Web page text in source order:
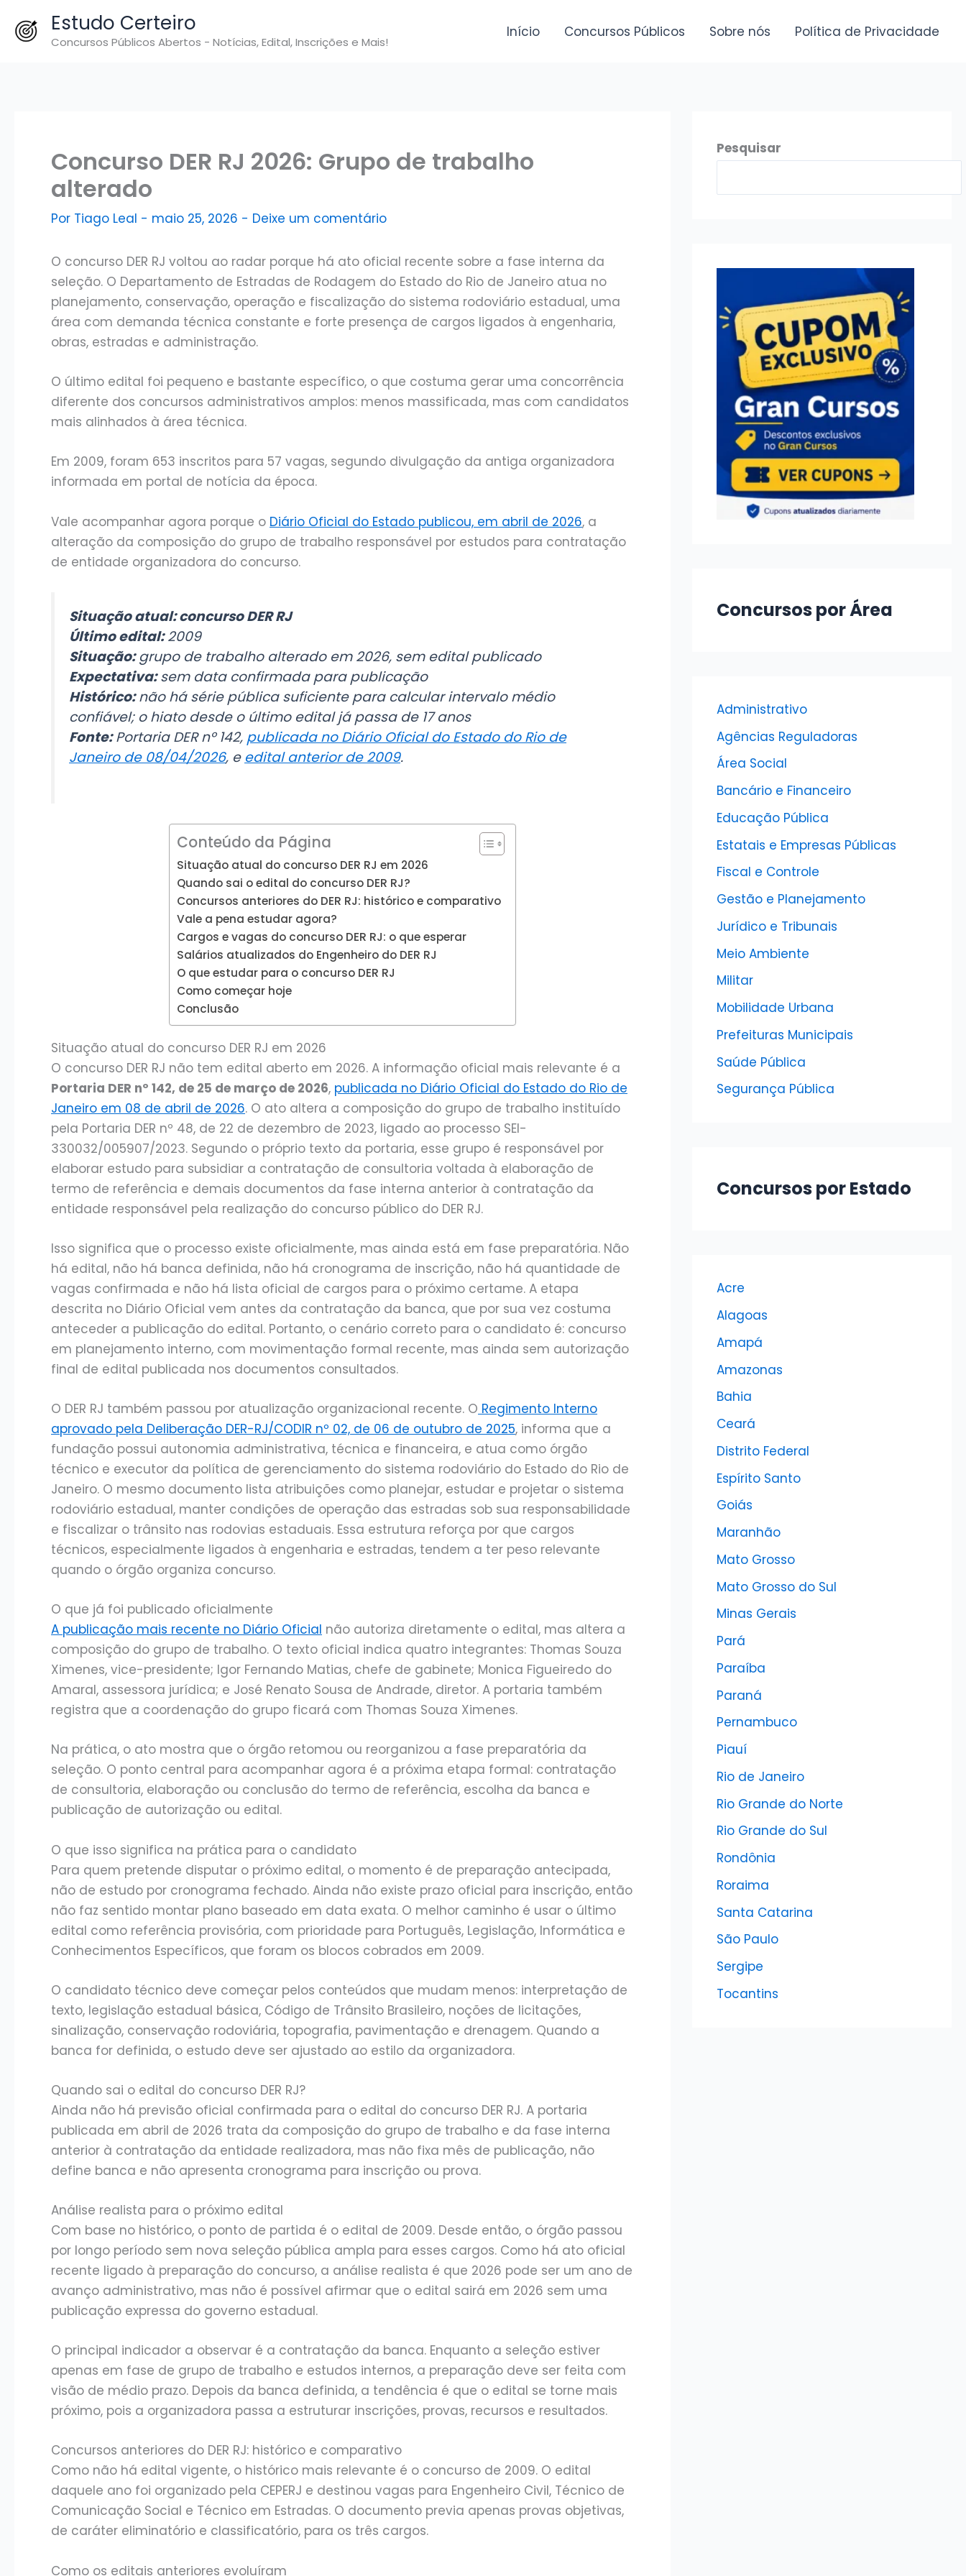
para
Estudo Certeiro
Concursos Públicos Abertos - Notícias, Edital, Inscrições e Mais!
Início Concursos Públicos Sobre nós Política de Privacidade
Concurso DER RJ 2026: Grupo de trabalho
alterado
Por Tiago Leal - maio 25, 2026 - Deixe um comentário
O concurso DER RJ voltou ao radar porque há ato oficial recente sobre a fase interna da
seleção. O Departamento de Estradas de Rodagem do Estado do Rio de Janeiro atua no
planejamento, conservação, operação e fiscalização do sistema rodoviário estadual, uma
área com demanda técnica constante e forte presença de cargos ligados à engenharia,
obras, estradas e administração.
O último edital foi pequeno e bastante específico, o que costuma gerar uma concorrência
diferente dos concursos administrativos amplos: menos massificada, mas com candidatos
mais alinhados à área técnica.
Em 2009, foram 653 inscritos para 57 vagas, segundo divulgação da antiga organizadora
informada em portal de notícia da época.
Vale acompanhar agora porque o Diário Oficial do Estado publicou, em abril de 2026, a
alteração da composição do grupo de trabalho responsável por estudos para contratação
de entidade organizadora do concurso.
Situação atual: concurso DER RJ
Último edital:2009
Situação:grupo de trabalho alterado em 2026, sem edital publicado
Expectativa:sem data confirmada para publicação
Histórico:não há série pública suficiente para calcular intervalo médio
confiável; o hiato desde o último edital já passa de 17 anos
Fonte:Portaria DER nº 142, publicada no Diário Oficial do Estado do Rio de
Janeiro de 08/04/2026, eedital anterior de 2009.
Conteúdo da Página
Situação atual do concurso DER RJ em 2026
Quando sai o edital do concurso DER RJ?
Concursos anteriores do DER RJ: histórico e comparativo
Vale a pena estudar agora?
Cargos e vagas do concurso DER RJ: o que esperar
Salários atualizados do Engenheiro do DER RJ
O que estudar para o concurso DER RJ
Como começar hoje
Conclusão
Situação atual do concurso DER RJ em 2026
O concurso DER RJ não tem edital aberto em 2026. A informação oficial mais relevante é a
Portaria DER nº 142, de 25 de março de 2026, publicada no Diário Oficial do Estado do Rio de
Janeiro em 08 de abril de 2026. O ato altera a composição do grupo de trabalho instituído
pela Portaria DER nº 48, de 22 de dezembro de 2023, ligado ao processo SEI-
330032/005907/2023. Segundo o próprio texto da portaria, esse grupo é responsável por
elaborar estudo para subsidiar a contratação de consultoria voltada à elaboração de
termo de referência e demais documentos da fase interna anterior à contratação da
entidade responsável pela realização do concurso público do DER RJ.
Isso significa que o processo existe oficialmente, mas ainda está em fase preparatória. Não
há edital, não há banca definida, não há cronograma de inscrição, não há quantidade de
vagas confirmada e não há lista oficial de cargos para o próximo certame. A etapa
descrita no Diário Oficial vem antes da contratação da banca, que por sua vez costuma
anteceder a publicação do edital. Portanto, o cenário correto para o candidato é: concurso
em planejamento interno, com movimentação formal recente, mas ainda sem autorização
final de edital publicada nos documentos consultados.
O DER RJ também passou por atualização organizacional recente. O Regimento Interno
aprovado pela Deliberação DER-RJ/CODIR nº 02, de 06 de outubro de 2025, informa que a
fundação possui autonomia administrativa, técnica e financeira, e atua como órgão
técnico e executor da política de gerenciamento do sistema rodoviário do Estado do Rio de
Janeiro. O mesmo documento lista atribuições como planejar, estudar e projetar o sistema
rodoviário estadual, manter condições de operação das estradas sob sua responsabilidade
e fiscalizar o trânsito nas rodovias estaduais. Essa estrutura reforça por que cargos
técnicos, especialmente ligados à engenharia e estradas, tendem a ter peso relevante
quando o órgão organiza concurso.
O que já foi publicado oficialmente
A publicação mais recente no Diário Oficial não autoriza diretamente o edital, mas altera a
composição do grupo de trabalho. O texto oficial indica quatro integrantes: Thomas Souza
Ximenes, vice-presidente; Igor Fernando Matias, chefe de gabinete; Monica Figueiredo do
Amaral, assessora jurídica; e José Renato Sousa de Andrade, diretor. A portaria também
registra que a coordenação do grupo ficará com Thomas Souza Ximenes.
Na prática, o ato mostra que o órgão retomou ou reorganizou a fase preparatória da
seleção. O ponto central para acompanhar agora é a próxima etapa formal: contratação
de consultoria, elaboração ou conclusão do termo de referência, escolha da banca e
publicação de autorização ou edital.
O que isso significa na prática para o candidato
Para quem pretende disputar o próximo edital, o momento é de preparação antecipada,
não de estudo por cronograma fechado. Ainda não existe prazo oficial para inscrição, então
não faz sentido montar plano baseado em data exata. O melhor caminho é usar o último
edital como referência provisória, com prioridade para Português, Legislação, Informática e
Conhecimentos Específicos, que foram os blocos cobrados em 2009.
O candidato técnico deve começar pelos conteúdos que mudam menos: interpretação de
texto, legislação estadual básica, Código de Trânsito Brasileiro, noções de licitações,
sinalização, conservação rodoviária, topografia, pavimentação e drenagem. Quando a
banca for definida, o estudo deve ser ajustado ao estilo da organizadora.
Quando sai o edital do concurso DER RJ?
Ainda não há previsão oficial confirmada para o edital do concurso DER RJ. A portaria
publicada em abril de 2026 trata da composição do grupo de trabalho e da fase interna
anterior à contratação da entidade realizadora, mas não fixa mês de publicação, não
define banca e não apresenta cronograma para inscrição ou prova.
Análise realista para o próximo edital
Com base no histórico, o ponto de partida é o edital de 2009. Desde então, o órgão passou
por longo período sem nova seleção pública ampla para esses cargos. Como há ato oficial
recente ligado à preparação do concurso, a análise realista é que 2026 pode ser um ano de
avanço administrativo, mas não é possível afirmar que o edital sairá em 2026 sem uma
publicação expressa do governo estadual.
O principal indicador a observar é a contratação da banca. Enquanto a seleção estiver
apenas em fase de grupo de trabalho e estudos internos, a preparação deve ser feita com
visão de médio prazo. Depois da banca definida, a tendência é que o edital se torne mais
próximo, pois a organizadora passa a estruturar inscrições, provas, recursos e resultados.
Concursos anteriores do DER RJ: histórico e comparativo
Como não há edital vigente, o histórico mais relevante é o concurso de 2009. O edital
daquele ano foi organizado pela CEPERJ e destinou vagas para Engenheiro Civil, Técnico de
Comunicação Social e Técnico em Estradas. O documento previa apenas provas objetivas,
de caráter eliminatório e classificatório, para os três cargos.
Como os editais anteriores evoluíram
Pesquisar
Concursos por Área
Administrativo
Agências Reguladoras
Área Social
Bancário e Financeiro
Educação Pública
Estatais e Empresas Públicas
Fiscal e Controle
Gestão e Planejamento
Jurídico e Tribunais
Meio Ambiente
Militar
Mobilidade Urbana
Prefeituras Municipais
Saúde Pública
Segurança Pública
Concursos por Estado
Acre
Alagoas
Amapá
Amazonas
Bahia
Ceará
Distrito Federal
Espírito Santo
Goiás
Maranhão
Mato Grosso
Mato Grosso do Sul
Minas Gerais
Pará
Paraíba
Paraná
Pernambuco
Piauí
Rio de Janeiro
Rio Grande do Norte
Rio Grande do Sul
Rondônia
Roraima
Santa Catarina
São Paulo
Sergipe
Tocantins